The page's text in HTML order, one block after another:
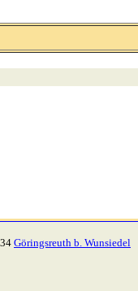
Göringsreuth b. Wunsiedel